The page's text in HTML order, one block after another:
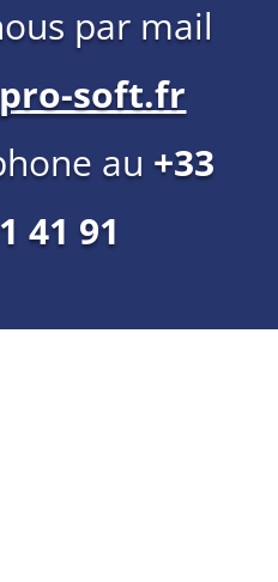
par mail
soft.fr
au +33
41 91